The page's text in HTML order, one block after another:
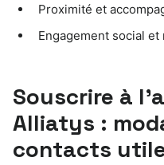
Proximité et
Engagement social
Souscrire à
Alliatys :
contacts